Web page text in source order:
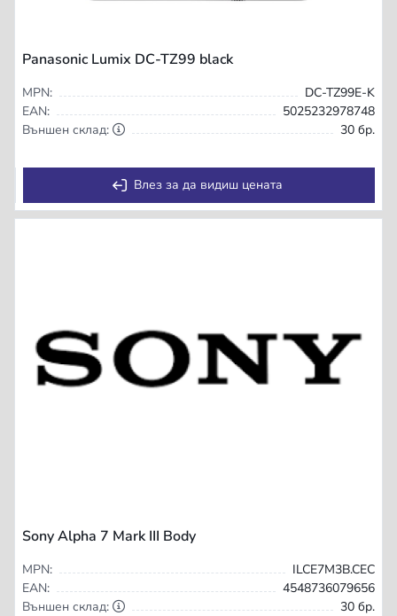
Panasonic Lumix DC-TZ99 black
MPN:
DC-TZ99E-K
EAN:
5025232978748
Външен склад:
30 бр.
Влез за да видиш цената
Sony Alpha 7 Mark III Body
MPN:
ILCE7M3B.CEC
EAN:
4548736079656
Външен склад:
30 бр.